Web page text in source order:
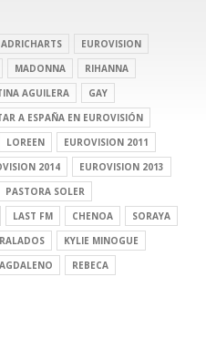
ADRICHARTS
EUROVISION
MADONNA
RIHANNA
AGUILERA
GAY
A ESPAÑA EN EUROVISIÓN
LOREEN
EUROVISION 2011
2014
EUROVISION 2013
PASTORA SOLER
LAST FM CHENOA
SORAYA
KYLIE MINOGUE
REBECA